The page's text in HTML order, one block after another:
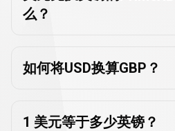
算
的
见
么？
如何将USD换算GBP？
1 美元等于多少英镑？